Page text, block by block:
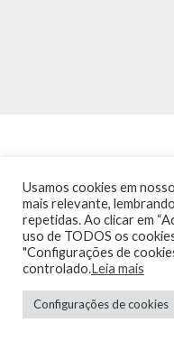
INÍCIO NOTÍCIAS
TERMOS DE
Guia de Niterói
Usamos cookies em
mais relevante,
repetidas. Ao clicar em
uso de TODOS os
"Configurações de
controlado.Leia mais
Configurações de cookies